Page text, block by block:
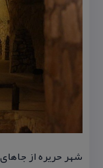
شهر حریره از